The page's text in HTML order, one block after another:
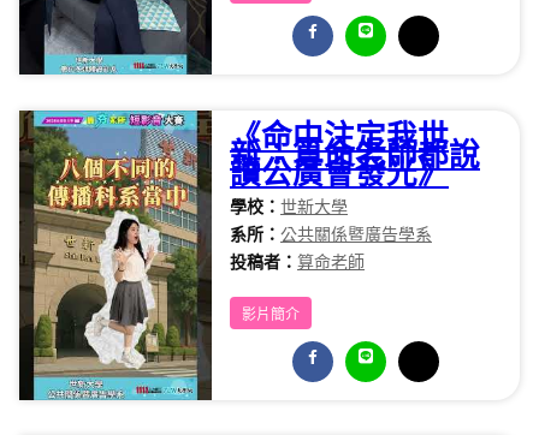
《命中注定我世
新：算命老師都說
讀公廣會發光》
學校： 世新大學
系所： 公共關係暨廣告學系
投稿者： 算命老師
影片簡介